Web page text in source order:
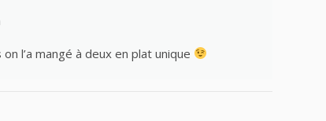
l’a mangé à deux en plat unique